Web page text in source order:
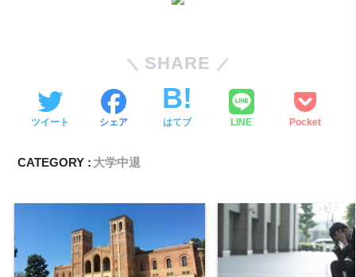
SHARE
ツイート シェア はてブ LINE Pocket
CATEGORY : 大学中退